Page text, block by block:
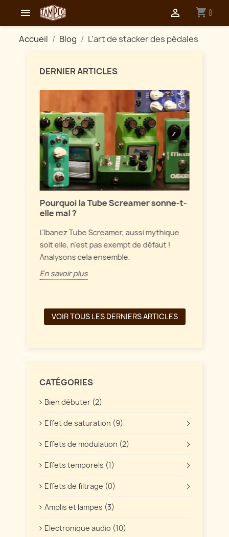
 shopping_cart 0

Accueil Blog L'art de stacker des pédales
DERNIER ARTICLES
Pourquoi la Tube Screamer sonne-t-
elle mal ?
L'Ibanez Tube Screamer, aussi mythique
soit elle, n'est pas exempt de défaut !
Analysons cela ensemble.
En savoir plus
VOIR TOUS LES DERNIERS ARTICLES
CATÉGORIES
Bien débuter (2)
Effet de saturation (9)
Effets de modulation (2)
Effets temporels (1)
Effets de filtrage (0)
Amplis et lampes (3)
Electronique audio (10)